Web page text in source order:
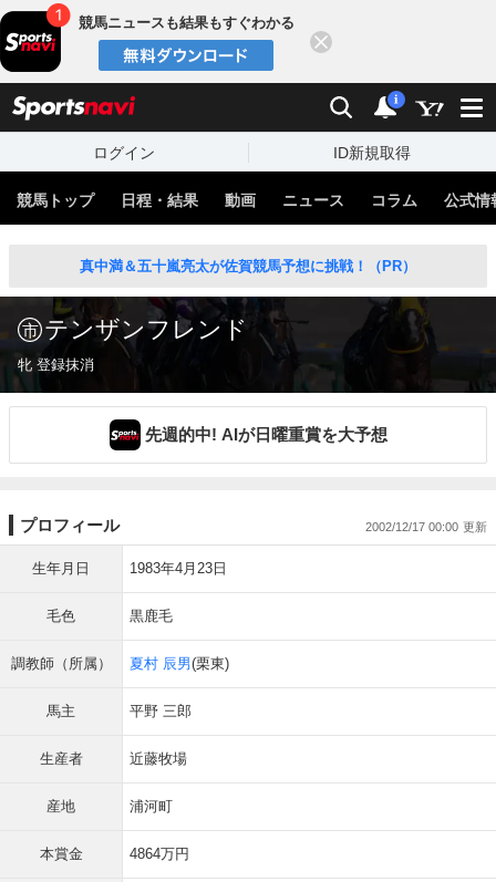
競馬ニュースも結果もすぐわかる
検索 通知
i
ログイン ID新規取得
競馬トップ 日程・結果 動画 ニュース コラム 公式情
真中満＆五十嵐亮太が佐賀競馬予想に挑戦！（PR）
テンザンフレンド
牝 登録抹消
先週的中! AIが日曜重賞を大予想
プロフィール 2002/12/17 00:00
生年月日 1983年4月23日
毛色 黒鹿毛
調教師（所属） 夏村 辰男(栗東)
馬主 平野 三郎
生産者 近藤牧場
産地 浦河町
本賞金 4864万円